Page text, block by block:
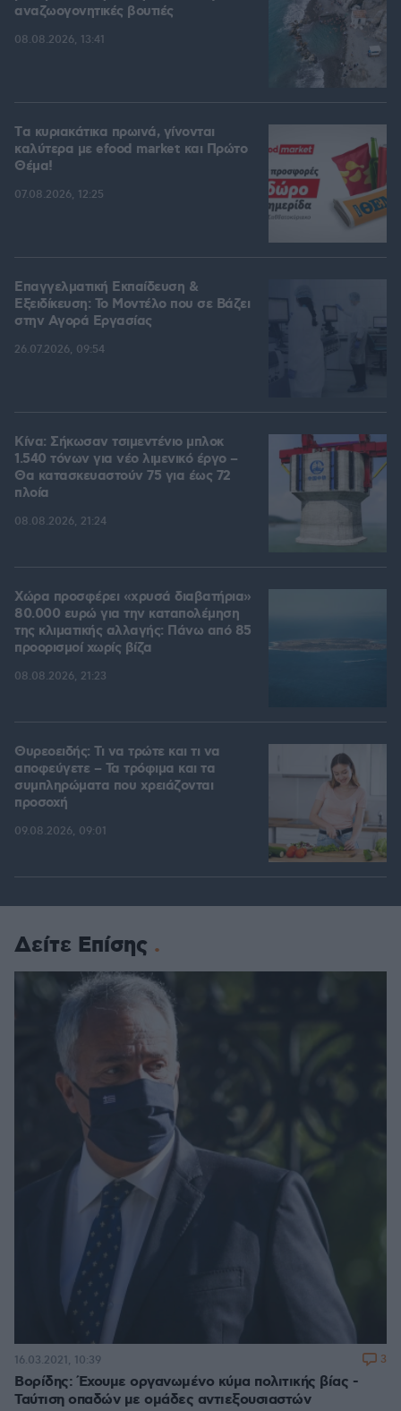
αναζωογονητικές βουτιές
08.08.2026, 13:41
Tα κυριακάτικα πρωινά, γίνονται
καλύτερα με efood market και Πρώτο
Θέμα!
07.08.2026, 12:25
Επαγγελματική Εκπαίδευση &
Εξειδίκευση: Το Mοντέλο που σε Bάζει
στην Aγορά Eργασίας
26.07.2026, 09:54
Κίνα: Σήκωσαν τσιμεντένιο μπλοκ
1.540 τόνων για νέο λιμενικό έργο –
Θα κατασκευαστούν 75 για έως 72
πλοία
08.08.2026, 21:24
Χώρα προσφέρει «χρυσά διαβατήρια»
80.000 ευρώ για την καταπολέμηση
της κλιματικής αλλαγής: Πάνω από 85
προορισμοί χωρίς βίζα
08.08.2026, 21:23
Θυρεοειδής: Τι να τρώτε και τι να
αποφεύγετε – Τα τρόφιμα και τα
συμπληρώματα που χρειάζονται
προσοχή
09.08.2026, 09:01
Δείτε Επίσης
Βορίδης: Έχουμε οργανωμένο κύμα πολιτικής βίας -
Ταύτιση οπαδών με ομάδες αντιεξουσιαστών
16.03.2021, 10:39 3